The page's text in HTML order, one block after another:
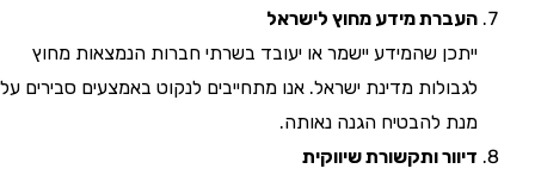
העברת מידע מחוץ לישראל
ייתכן שהמידע יישמר או יעובד בשרתי חברות הנמצאות מחוץ
לגבולות מדינת ישראל. אנו מתחייבים לנקוט באמצעים סבירים על
מנת להבטיח הגנה נאותה.
דיוור ותקשורת שיווקית